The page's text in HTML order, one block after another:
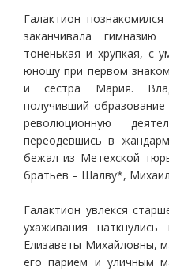
Галактион
заканчивала
тоненькая и хрупкая, с
юношу при первом
и сестра Мария.
получивший
революционную
переодевшись в
бежал из Метехской
братьев – Шалву*,
Галактион увлекся
ухаживания
Елизаветы Михайловны,
его парием и уличным